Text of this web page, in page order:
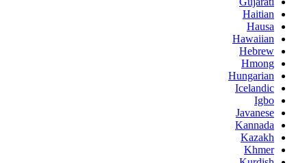
Haitian
Hausa
Hawaiian
Hebrew
Hmong
Hungarian
Icelandic
Igbo
Javanese
Kannada
Kazakh
Khmer